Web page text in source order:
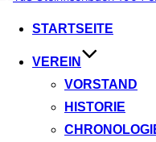
springenSTARTSEITE
VEREIN
VORSTAND
HISTORIE